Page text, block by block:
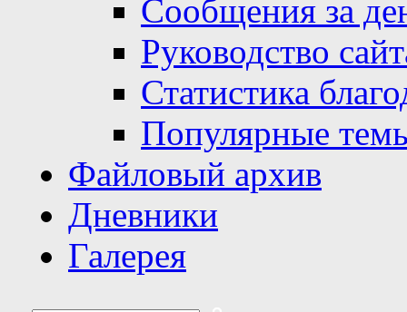
Сообщения за
Руководство
Статистика
Популярные
Файловый архив
Дневники
Галерея